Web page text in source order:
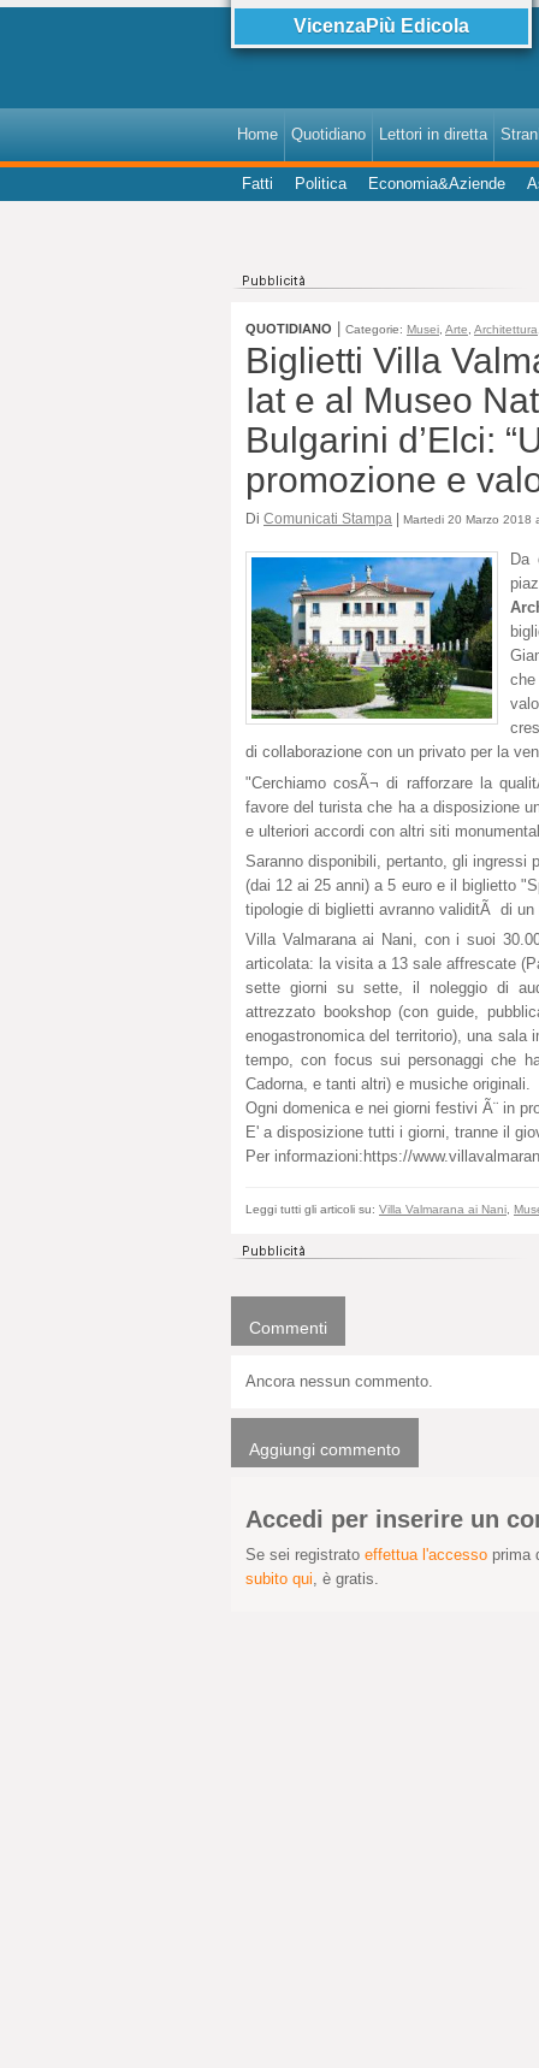
VicenzaPiù Edicola
Home Quotidiano Lettori in diretta
Fatti Politica Economia&Aziende
QUOTIDIANO Categorie: Musei Arte Architettura
Biglietti Villa
Iat e al Museo
Bulgarini d’Elci:
promozione e
Di Comunicati Stampa | Martedi 20 Marzo 2018
Da
di collaborazione con un privato per la
"Cerchiamo cosÃ¬ di rafforzare la
favore del turista che ha a disposizione
e ulteriori accordi con altri siti
Saranno disponibili, pertanto, gli ingressi
(dai 12 ai 25 anni) a 5 euro e il biglietto
tipologie di biglietti avranno validitÃ di un
Villa Valmarana ai Nani, con i suoi
articolata: la visita a 13 sale affrescate
sette giorni su sette, il noleggio di
attrezzato bookshop (con guide,
enogastronomica del territorio), una sala
tempo, con focus sui personaggi che
Cadorna, e tanti altri) e musiche originali.
Ogni domenica e nei giorni festivi Ã¨ in
E' a disposizione tutti i giorni, tranne il
Per informazioni:https://
Leggi tutti gli articoli su: Villa Valmarana ai Nani,
Commenti
Ancora nessun commento.
Aggiungi commento
Accedi per inserire un
Se sei registrato effettua l'accesso prima
subito qui , è gratis.